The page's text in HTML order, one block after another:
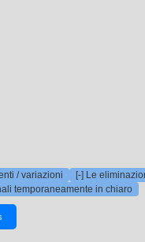
/ variazioni
[-] Le
temporaneamente in chiaro